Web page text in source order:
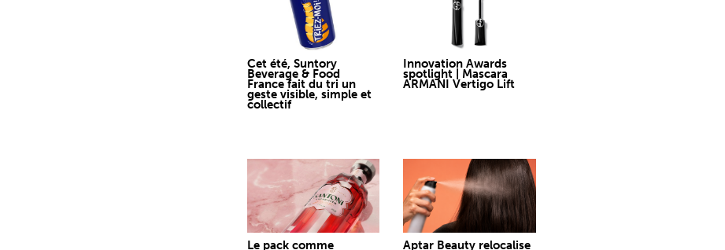
Cet été, Suntory
Beverage & Food
France fait du tri un
geste visible, simple et
collectif
Innovation Awards
spotlight | Mascara
ARMANI Vertigo Lift
Le pack comme Aptar Beauty relocalise